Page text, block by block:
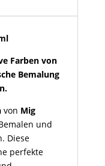
Farben von
Bemalung
von Mig
und
Diese
perfekte